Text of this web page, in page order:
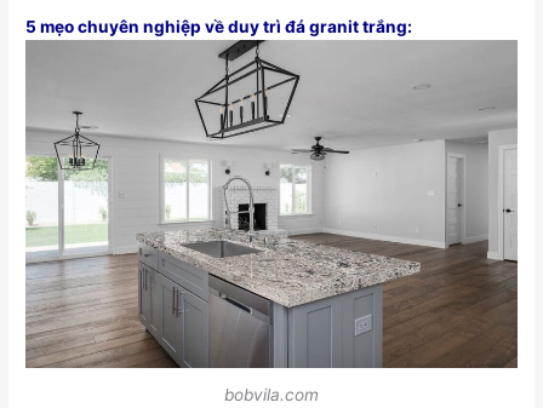
5 mẹo chuyên nghiệp về duy trì đá granit trắng:
bobvila.com